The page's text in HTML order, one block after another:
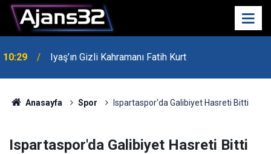
10:29 Iyaş’ın Gizli Kahramanı Fatih Kurt
00:52 Isparta'da Asker Eğlencesinde Kavga Çıktı
Anasayfa Spor Ispartaspor'da Galibiyet Hasreti Bitti
Ispartaspor'da Galibiyet Hasreti Bitti